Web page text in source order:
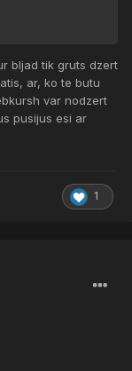
bljad tik gruts dzert
ar, ko te butu
var nodzert
pusijus esi ar
1